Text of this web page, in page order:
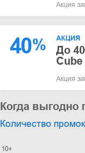
Акция
40% АКЦИЯ
До
Акция
Когда выгодно
Количество
10+